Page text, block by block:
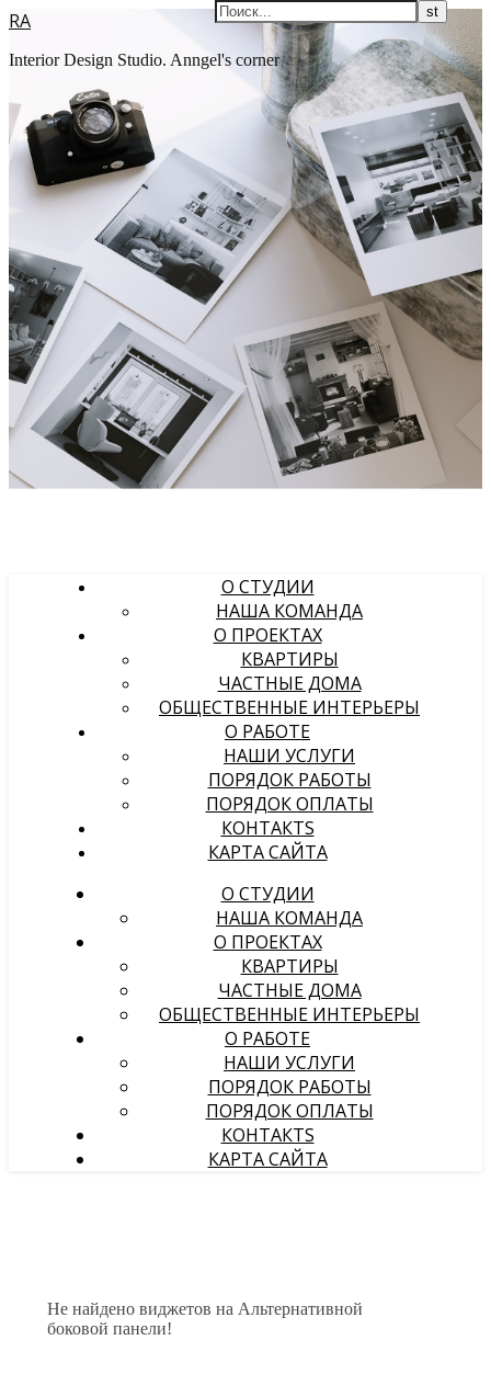
RA
Interior Design Studio. Anngel's corner
О СТУДИИ
НАША КОМАНДА
О ПРОЕКТАХ
КВАРТИРЫ
ЧАСТНЫЕ ДОМА
ОБЩЕСТВЕННЫЕ ИНТЕРЬЕРЫ
О РАБОТЕ
НАШИ УСЛУГИ
ПОРЯДОК РАБОТЫ
ПОРЯДОК ОПЛАТЫ
КОНТАКТS
КАРТА САЙТА
О СТУДИИ
НАША КОМАНДА
О ПРОЕКТАХ
КВАРТИРЫ
ЧАСТНЫЕ ДОМА
ОБЩЕСТВЕННЫЕ ИНТЕРЬЕРЫ
О РАБОТЕ
НАШИ УСЛУГИ
ПОРЯДОК РАБОТЫ
ПОРЯДОК ОПЛАТЫ
КОНТАКТS
КАРТА САЙТА
Не найдено виджетов на Альтернативной
боковой панели!